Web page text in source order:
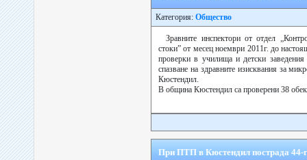
Категория: Общество
Зравните инспектори от отдел
стоки” от месец ноември 2011г. до
проверки в училища и детски
спазване на здравните изисквания за
Кюстендил.
В община Кюстендил са проверени 38
При ПТП в Кюстендил пострада